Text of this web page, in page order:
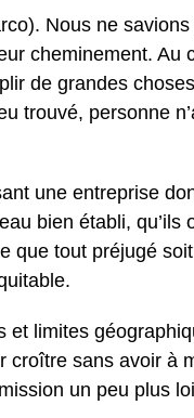
Nous ne
cheminement. Au
de grandes
trouvé, personne
une entreprise
bien établi, qu’ils
que tout préjugé
et limites
sans avoir à
un peu plus